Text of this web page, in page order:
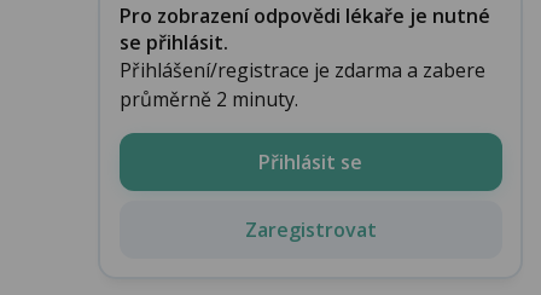
Pro zobrazení odpovědi lékaře je nutné
se přihlásit.
Přihlášení/registrace je zdarma a zabere
průměrně 2 minuty.
Přihlásit se
Zaregistrovat